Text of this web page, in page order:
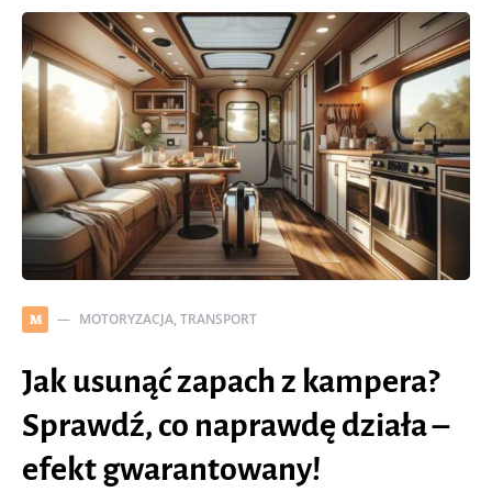
M MOTORYZACJA, TRANSPORT
Jak usunąć zapach z kampera?
Sprawdź, co naprawdę działa –
efekt gwarantowany!